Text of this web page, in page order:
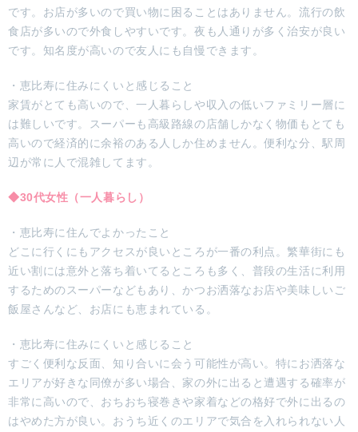
です。お店が多いので買い物に困ることはありません。流行の飲
食店が多いので外食しやすいです。夜も人通りが多く治安が良い
です。知名度が高いので友人にも自慢できます。
・恵比寿に住みにくいと感じること
家賃がとても高いので、一人暮らしや収入の低いファミリー層に
は難しいです。スーパーも高級路線の店舗しかなく物価もとても
高いので経済的に余裕のある人しか住めません。便利な分、駅周
辺が常に人で混雑してます。
◆30代女性（一人暮らし）
・恵比寿に住んでよかったこと
どこに行くにもアクセスが良いところが一番の利点。繁華街にも
近い割には意外と落ち着いてるところも多く、普段の生活に利用
するためのスーパーなどもあり、かつお洒落なお店や美味しいご
飯屋さんなど、お店にも恵まれている。
・恵比寿に住みにくいと感じること
すごく便利な反面、知り合いに会う可能性が高い。特にお洒落な
エリアが好きな同僚が多い場合、家の外に出ると遭遇する確率が
非常に高いので、おちおち寝巻きや家着などの格好で外に出るの
はやめた方が良い。おうち近くのエリアで気合を入れられない人